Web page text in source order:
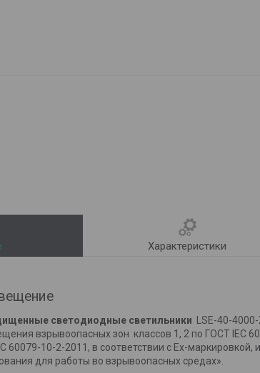
Характеристики
светодиодные светильники LSE-40-4000-
взрывоопасных зон классов 1, 2 по ГОСТ IEC
60079-10-2-2011, в соответствии с Ех-
для работы во взрывоопасных средах».